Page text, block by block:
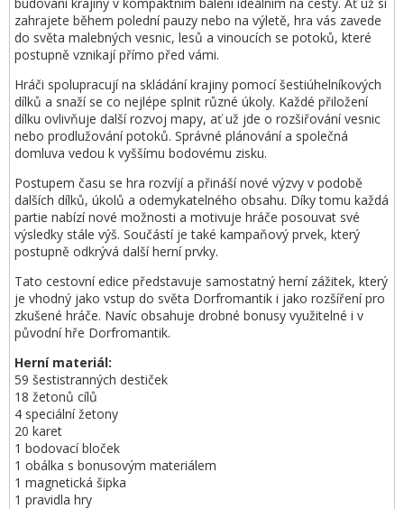
zahrajete během polední pauzy nebo na výletě, hra vás zavede
do světa malebných vesnic, lesů a vinoucích se potoků, které
postupně vznikají přímo před vámi.
Hráči spolupracují na skládání krajiny pomocí šestiúhelníkových
dílků a snaží se co nejlépe splnit různé úkoly. Každé přiložení
dílku ovlivňuje další rozvoj mapy, ať už jde o rozšiřování vesnic
nebo prodlužování potoků. Správné plánování a společná
domluva vedou k vyššímu bodovému zisku.
Postupem času se hra rozvíjí a přináší nové výzvy v podobě
dalších dílků, úkolů a odemykatelného obsahu. Díky tomu každá
partie nabízí nové možnosti a motivuje hráče posouvat své
výsledky stále výš. Součástí je také kampaňový prvek, který
postupně odkrývá další herní prvky.
Tato cestovní edice představuje samostatný herní zážitek, který
je vhodný jako vstup do světa Dorfromantik i jako rozšíření pro
zkušené hráče. Navíc obsahuje drobné bonusy využitelné i v
původní hře Dorfromantik.
Herní materiál:
59 šestistranných destiček
18 žetonů cílů
4 speciální žetony
20 karet
1 bodovací bloček
1 obálka s bonusovým materiálem
1 magnetická šipka
1 pravidla hry